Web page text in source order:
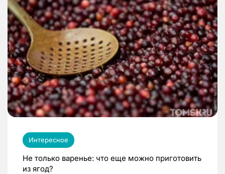
Интересное
Не только варенье: что еще можно приготовить
из ягод?